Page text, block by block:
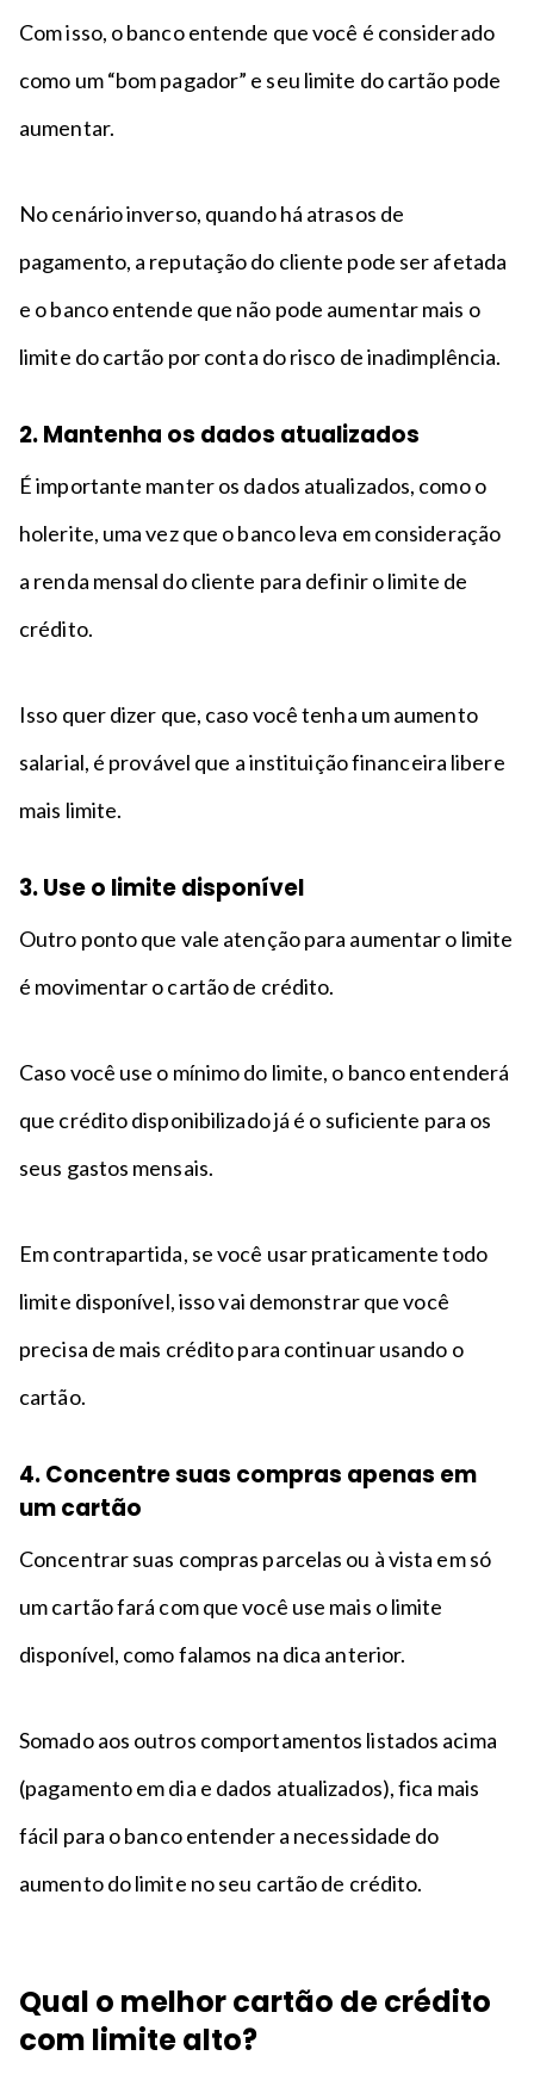
Com isso, o banco entende que você é considerado
como um “bom pagador” e seu limite do cartão pode
aumentar.
No cenário inverso, quando há atrasos de
pagamento, a reputação do cliente pode ser afetada
e o banco entende que não pode aumentar mais o
limite do cartão por conta do risco de inadimplência.
2. Mantenha os dados atualizados
É importante manter os dados atualizados, como o
holerite, uma vez que o banco leva em consideração
a renda mensal do cliente para definir o limite de
crédito.
Isso quer dizer que, caso você tenha um aumento
salarial, é provável que a instituição financeira libere
mais limite.
3. Use o limite disponível
Outro ponto que vale atenção para aumentar o limite
é movimentar o cartão de crédito.
Caso você use o mínimo do limite, o banco entenderá
que crédito disponibilizado já é o suficiente para os
seus gastos mensais.
Em contrapartida, se você usar praticamente todo
limite disponível, isso vai demonstrar que você
precisa de mais crédito para continuar usando o
cartão.
4. Concentre suas compras apenas em
um cartão
Concentrar suas compras parcelas ou à vista em só
um cartão fará com que você use mais o limite
disponível, como falamos na dica anterior.
Somado aos outros comportamentos listados acima
(pagamento em dia e dados atualizados), fica mais
fácil para o banco entender a necessidade do
aumento do limite no seu cartão de crédito.
Qual o melhor cartão de crédito
com limite alto?